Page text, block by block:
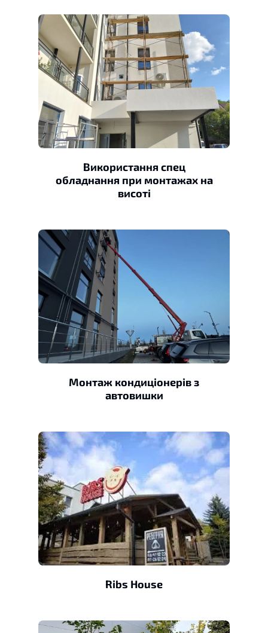
Використання спец
обладнання при монтажах на
висоті
Монтаж кондиціонерів з
автовишки
Ribs House